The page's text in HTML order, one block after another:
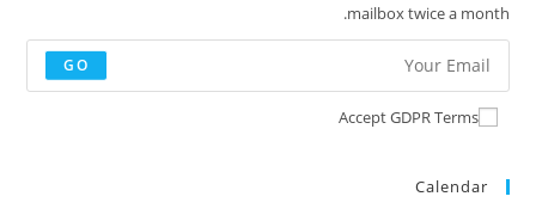
mailbox twice a month.
GO
Accept GDPR Terms
Calendar